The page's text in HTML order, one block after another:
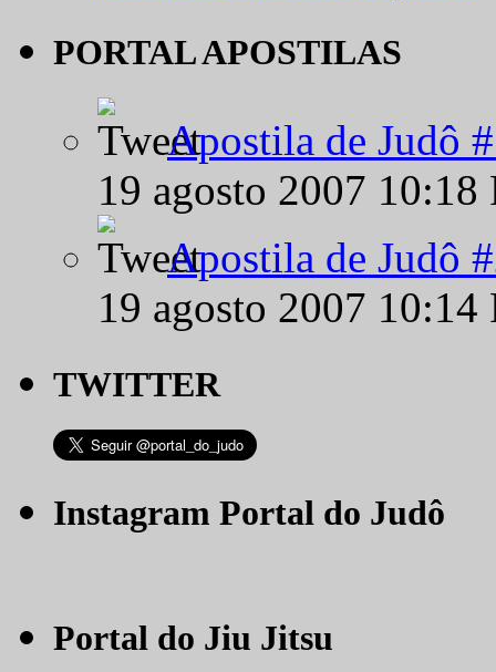
PORTAL APOSTILAS
Apostila de Judô
19 agosto 2007
Apostila de Judô
19 agosto 2007
TWITTER
Instagram Portal do Judô
Portal do Jiu Jitsu